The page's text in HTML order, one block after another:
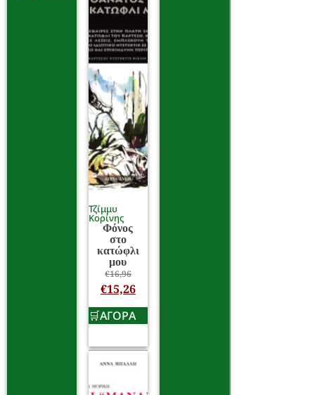
Τζίμμυ
Κορίνης
Φόνος
στο
κατώφλι
μου
€16,96
€15,26
ΑΓΟΡΑ